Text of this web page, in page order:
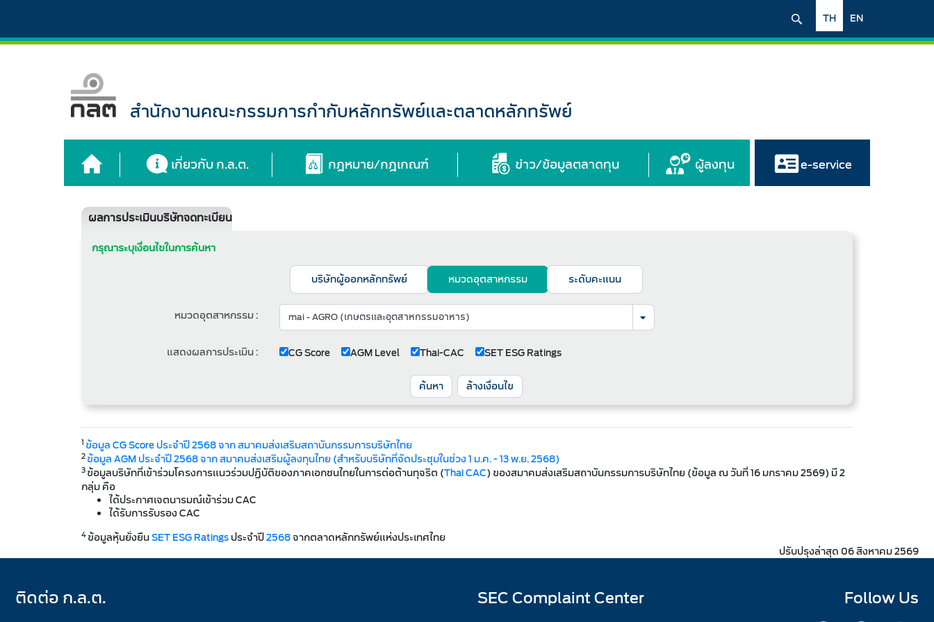
EN
TH
สำนักงานคณะกรรมการกำกับหลักทรัพย์และตลาดหลักทรัพย์
เกี่ยวกับ ก.ล.ต. กฎหมาย/กฎเกณฑ์ ข่าว/ข้อมูลตลาดทุน ผู้ลงทุน e-service
ผลการประเมินบริษัทจดทะเบียน
กรุณาระบุเงื่อนไขในการค้นหา
บริษัทผู้ออกหลักทรัพย์
หมวดอุตสาหกรรม ระดับคะแนน
หมวดอุตสาหกรรม :
แสดงผลการประเมิน : CG Score AGM Level Thai-CAC SET ESG Ratings
ค้นหา ล้างเงื่อนไข
1 ข้อมูล CG Score ประจำปี 2568 จาก สมาคมส่งเสริมสถาบันกรรมการบริษัทไทย
2ข้อมูล AGM ประจำปี 2568 จาก สมาคมส่งเสริมผู้ลงทุนไทย (สำหรับบริษัทที่จัดประชุมในช่วง 1 ม.ค. - 13 พ.ย. 2568)
3ข้อมูลบริษัทที่เข้าร่วมโครงการแนวร่วมปฏิบัติของภาคเอกชนไทยในการต่อต้านทุจริต (Thai CAC) ของสมาคมส่งเสริมสถาบันกรรมการบริษัทไทย (ข้อมูล ณ วันที่ 16 มกราคม 2569) มี 2
กลุ่ม คือ
ได้ประกาศเจตนารมณ์เข้าร่วม CAC
ได้รับการรับรอง CAC
4ข้อมูลหุ้นยั่งยืนSET ESG Ratingsประจำปี2568จากตลาดหลักทรัพย์แห่งประเทศไทย
ปรับปรุงล่าสุด 06 สิงหาคม 2569
ติดต่อ ก.ล.ต. SEC Complaint Center Follow Us